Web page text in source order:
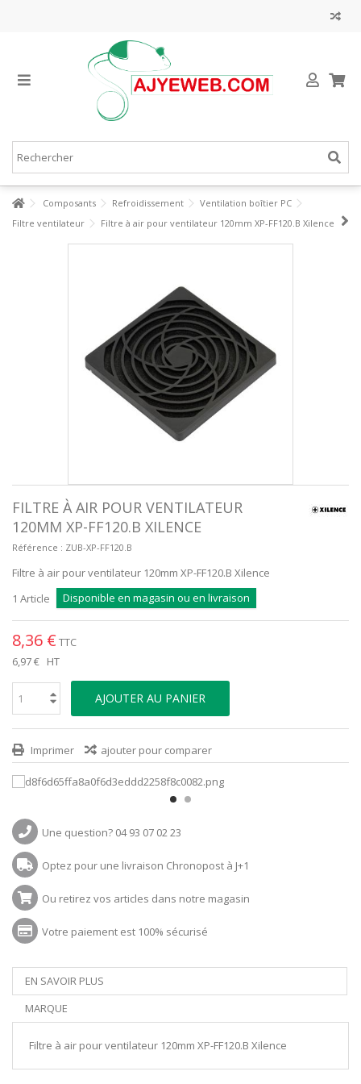
Composants Refroidissement
Ventilation boîtier PC
Filtre ventilateur
Filtre à air pour ventilateur 120mm XP-FF120.B Xilence
FILTRE À AIR POUR VENTILATEUR
120MM XP-FF120.B XILENCE
Référence : ZUB-XP-FF120.B
Filtre à air pour ventilateur 120mm XP-FF120.B Xilence
1 Article Disponible en magasin ou en livraison
8,36 € TTC
6,97 € HT
AJOUTER AU PANIER
Imprimer ajouter pour comparer
Une question? 04 93 07 02 23
Optez pour une livraison Chronopost à J+1
Ou retirez vos articles dans notre magasin
Votre paiement est 100% sécurisé
EN SAVOIR PLUS
MARQUE
Filtre à air pour ventilateur 120mm XP-FF120.B Xilence